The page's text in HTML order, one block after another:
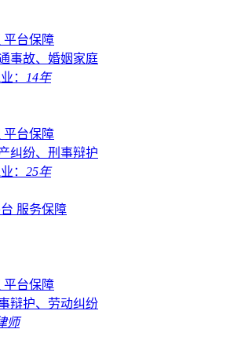
平台保障
事故、婚姻家庭
：
14年
平台保障
纠纷、刑事辩护
： 25年
服务保障
平台保障
辩护、劳动纠纷
师